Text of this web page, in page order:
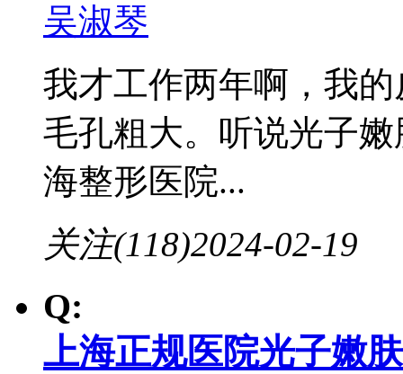
吴淑琴
我才工作两年啊，我
毛孔粗大。听说光子
海整形医院...
关注(118)2024-02-19
Q:
上海正规医院光子嫩